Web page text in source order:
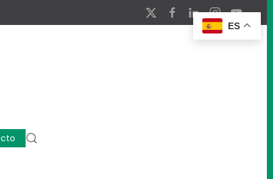
ES